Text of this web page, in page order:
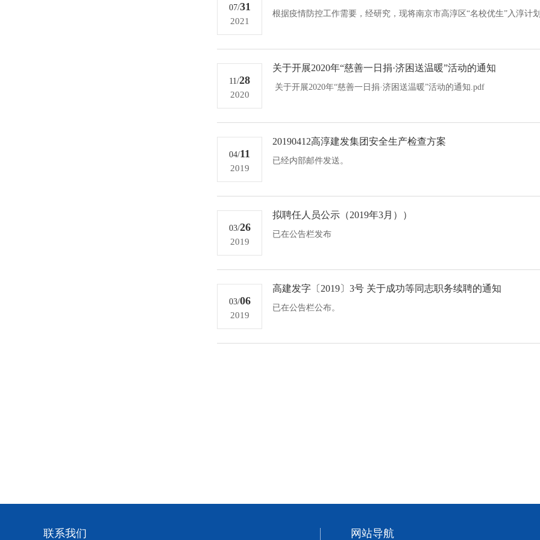
07/31
2021
根据疫情防控工作需要，经研究，现将南京市高淳区“名校优生”入淳计
11/28
2020
关于开展2020年“慈善一日捐·济困送温暖”活动的通知
关于开展2020年“慈善一日捐·济困送温暖”活动的通知.pdf
04/11
2019
20190412高淳建发集团安全生产检查方案
已经内部邮件发送。
03/26
2019
拟聘任人员公示（2019年3月））
已在公告栏发布
03/06
2019
高建发字〔2019〕3号 关于成功等同志职务续聘的通知
已在公告栏公布。
联系我们 网站导航